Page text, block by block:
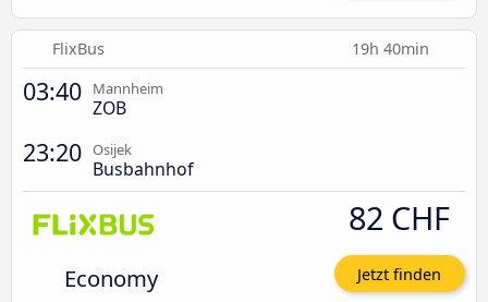
FlixBus 19h 40min
03:40 Mannheim
ZOB
23:20 Osijek
Busbahnhof
Economy
82 CHF
Jetzt finden